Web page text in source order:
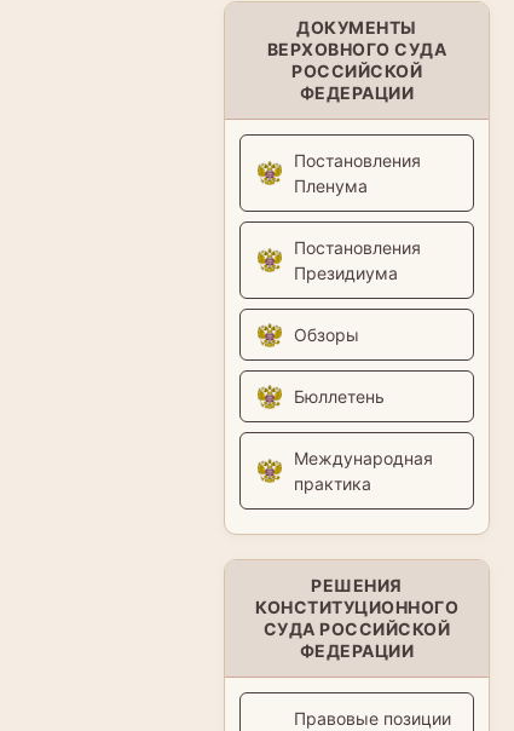
ДОКУМЕНТЫ
ВЕРХОВНОГО СУДА
РОССИЙСКОЙ
ФЕДЕРАЦИИ
Постановления
Пленума
Постановления
Президиума
Обзоры
Бюллетень
Международная
практика
РЕШЕНИЯ
КОНСТИТУЦИОННОГО
СУДА РОССИЙСКОЙ
ФЕДЕРАЦИИ
Правовые позиции